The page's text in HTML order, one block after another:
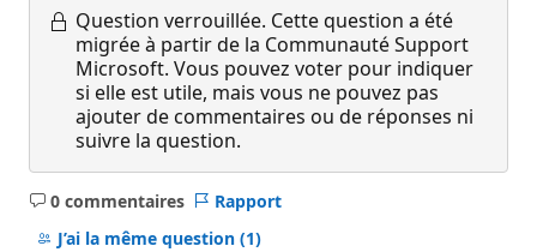
Question verrouillée. Cette question a été
migrée à partir de la Communauté Support
Microsoft. Vous pouvez voter pour indiquer
si elle est utile, mais vous ne pouvez pas
ajouter de commentaires ou de réponses ni
suivre la question.
0 commentaires
Aucun
commentaire
Rapport
J’ai la même question (1)